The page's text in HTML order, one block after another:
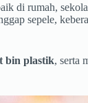
di rumah,
sepele,
bin plastik, serta